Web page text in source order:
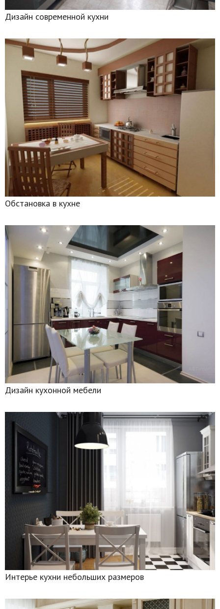
Дизайн современной кухни
Обстановка в кухне
Дизайн кухонной мебели
Интерье кухни небольших размеров